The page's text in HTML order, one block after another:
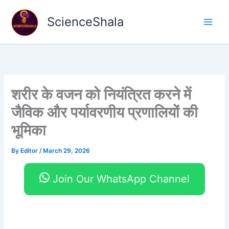
content
ScienceShala
शरीर के वजन को नियंत्रित करने में
जैविक और पर्यावरणीय प्रणालियों की
भूमिका
By Editor/ March 29, 2026
Join Our WhatsApp Channel